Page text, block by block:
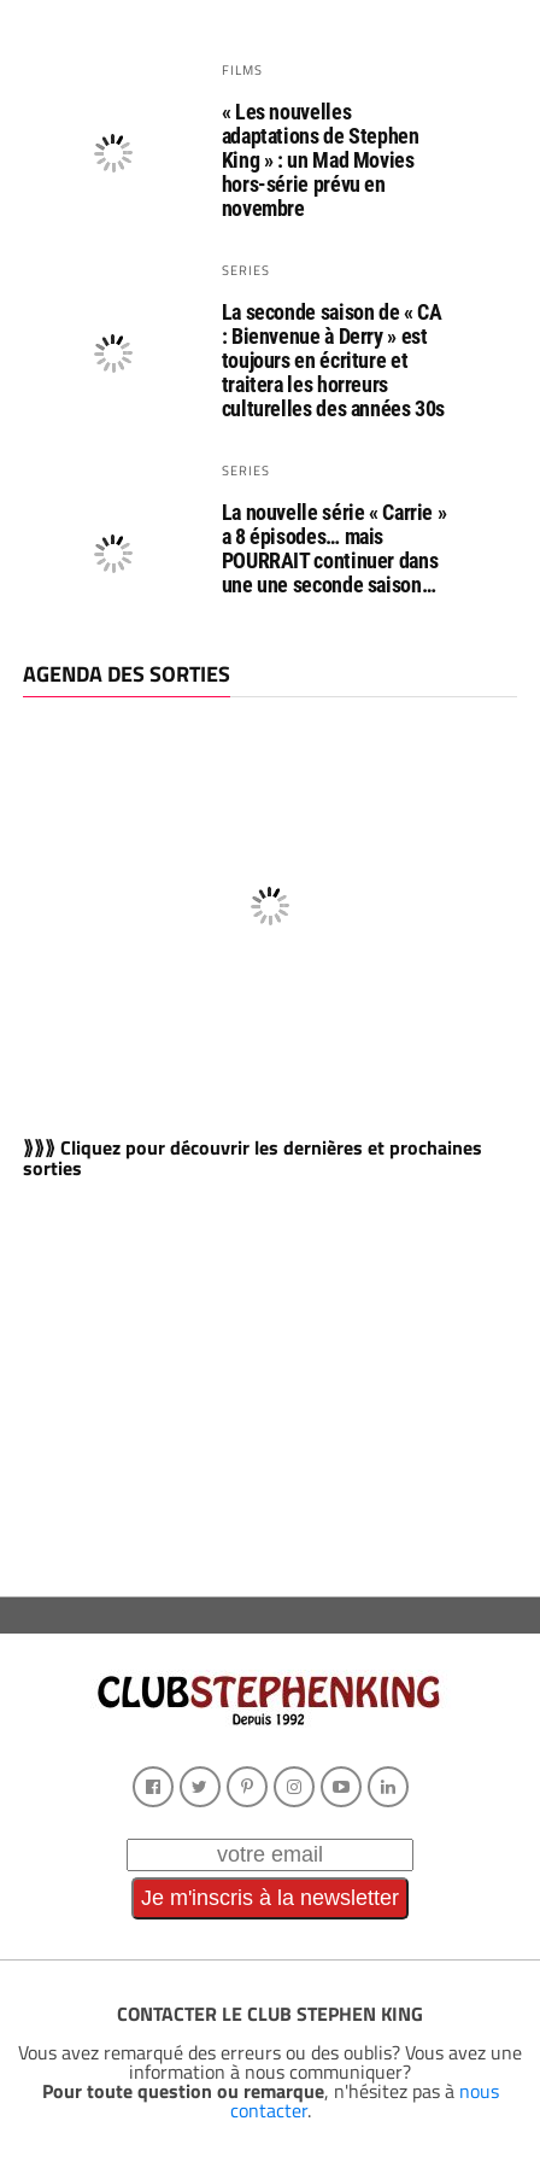
FILMS
« Les nouvelles
adaptations de Stephen
King » : un Mad Movies
hors-série prévu en
novembre
SERIES
La seconde saison de « CA
: Bienvenue à Derry » est
toujours en écriture et
traitera les horreurs
culturelles des années 30s
SERIES
La nouvelle série « Carrie »
a 8 épisodes… mais
POURRAIT continuer dans
une une seconde saison…
AGENDA DES SORTIES
⟫⟫⟫ Cliquez pour découvrir les dernières et prochaines
sorties
CONTACTER LE CLUB STEPHEN KING
Vous avez remarqué des erreurs ou des oublis? Vous avez une
information à nous communiquer?
Pour toute question ou remarque, n'hésitez pas à nous
contacter.